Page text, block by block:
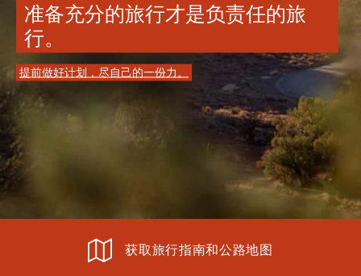
准备充分的旅行才是负责任的旅
行。
提前做好计划，尽自己的一份力。
获取旅行指南和公路地图